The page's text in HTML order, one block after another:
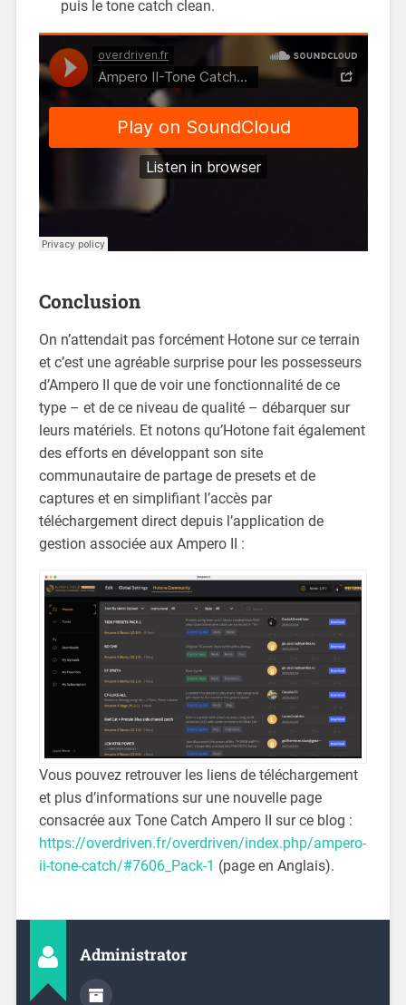
puis le tone catch clean.
Conclusion
On n’attendait pas forcément Hotone sur ce terrain
et c’est une agréable surprise pour les possesseurs
d’Ampero II que de voir une fonctionnalité de ce
type – et de ce niveau de qualité – débarquer sur
leurs matériels. Et notons qu’Hotone fait également
des efforts en développant son site
communautaire de partage de presets et de
captures et en simplifiant l’accès par
téléchargement direct depuis l’application de
gestion associée aux Ampero II :
Vous pouvez retrouver les liens de téléchargement
et plus d’informations sur une nouvelle page
consacrée aux Tone Catch Ampero II sur ce blog :
https://overdriven.fr/overdriven/index.php/ampero-
ii-tone-catch/#7606_Pack-1 (page en Anglais).
Administrator